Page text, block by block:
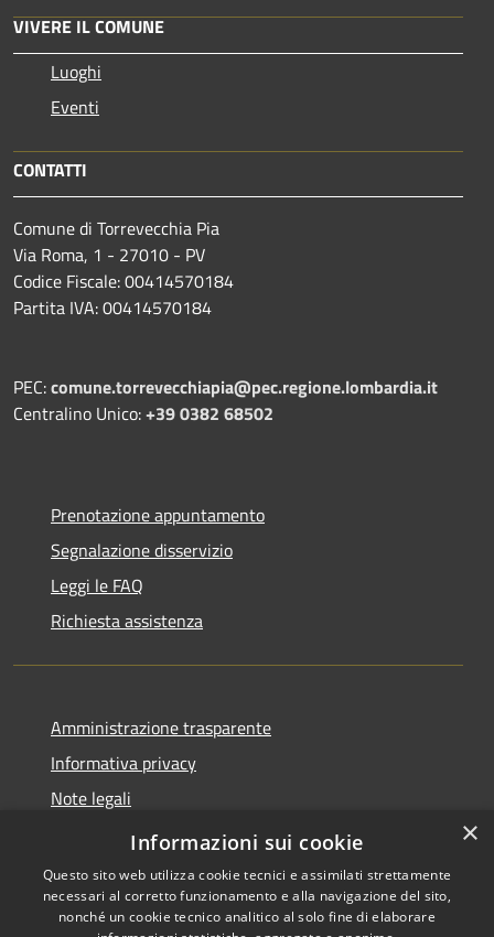
VIVERE IL COMUNE
Luoghi
Eventi
CONTATTI
Comune di Torrevecchia Pia
Via Roma, 1 - 27010 - PV
Codice Fiscale: 00414570184
Partita IVA: 00414570184
PEC:comune.torrevecchiapia@pec.regione.lombardia.it
Centralino Unico:+39 0382 68502
Prenotazione appuntamento
Segnalazione disservizio
Leggi le FAQ
Richiesta assistenza
Amministrazione trasparente
Informativa privacy
Note legali
Dichiarazione di accessibilità
×
Informazioni sui cookie
Questo sito web utilizza cookie tecnici e assimilati strettamente
necessari al corretto funzionamento e alla navigazione del sito,
nonché un cookie tecnico analitico al solo fine di elaborare